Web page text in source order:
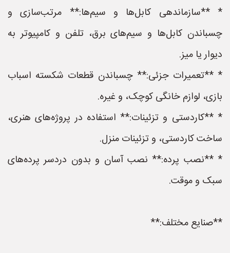
* **سازماندهی کابل‌ها و سیم‌ها:** مرتب‌سازی و
چسباندن کابل‌ها و سیم‌های برق، تلفن و کامپیوتر به
دیوار یا میز.
* **تعمیرات جزئی:** چسباندن قطعات شکسته اسباب
بازی، لوازم خانگی کوچک، و غیره.
* **کاردستی و تزئینات:** استفاده در پروژه‌های هنری،
ساخت کاردستی، و تزئینات منزل.
* **نصب پرده:** نصب آسان و بدون دردسر پرده‌های
سبک و موقت.
**صنایع مختلف:**